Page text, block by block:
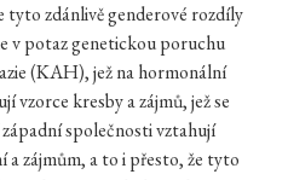
tyto zdánlivě genderové rozdíly
v potaz genetickou poruchu
(KAH), jež na hormonální
vzorce kresby a zájmů, jež se
společnosti vztahují
zájmům, a to i přesto, že tyto